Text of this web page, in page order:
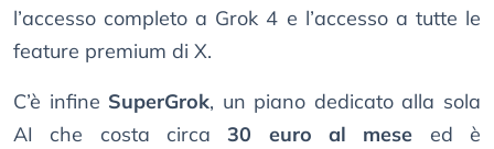
l’accesso completo a Grok 4 e l’accesso a tutte le
feature premium di X.
C’è infine SuperGrok, un piano dedicato alla sola
AI che costa circa30 euro al mese ed è